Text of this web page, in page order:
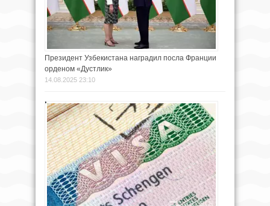
Президент Узбекистана наградил посла Франции
орденом «Дустлик»
14.08.2025 23:10